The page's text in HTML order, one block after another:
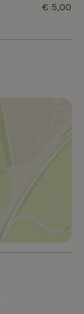
€ 5,00